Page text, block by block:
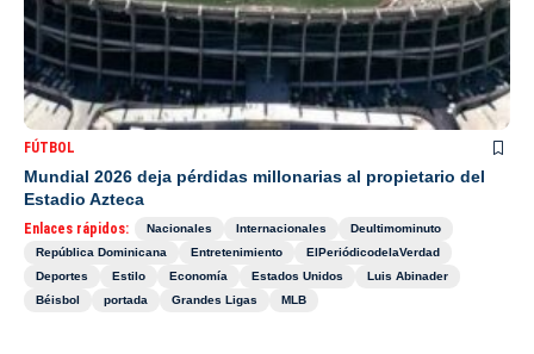
FÚTBOL
Mundial 2026 deja pérdidas millonarias al propietario del
Estadio Azteca
Enlaces rápidos: Nacionales Internacionales
Deultimominuto
República Dominicana
Entretenimiento
ElPeriódicodelaVerdad
Deportes
Estilo Economía Estados Unidos
Luis Abinader
Béisbol
portada Grandes Ligas MLB